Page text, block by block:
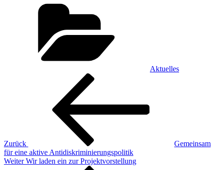
Aktuelles
Beitragsnavigation
Zurück
Gemeinsam
für eine aktive Antidiskriminierungspolitik
Nächster
Weiter Wir laden ein zur Projektvorstellung